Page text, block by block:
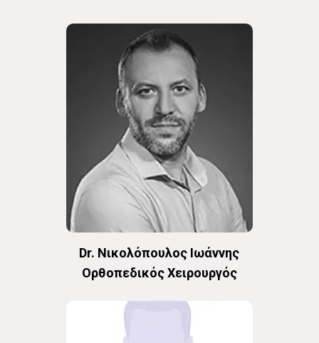
Dr. Νικολόπουλος Ιωάννης
Oρθοπεδικός Χειρουργός